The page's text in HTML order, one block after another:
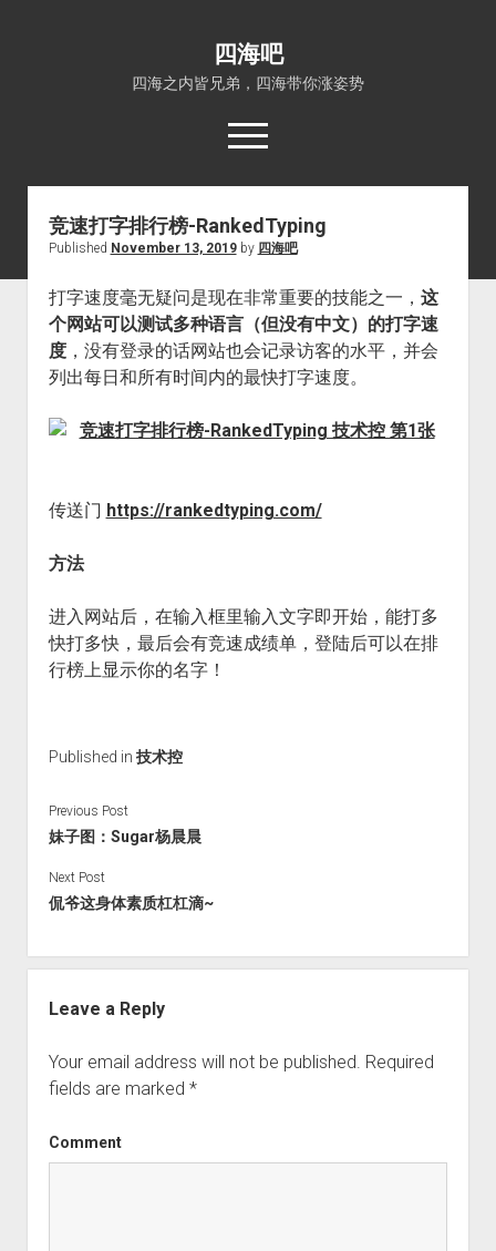
四海吧
四海之内皆兄弟，四海带你涨姿势
open
menu
首页
四海知识
open
menu
涨姿势
福利吧
技术控
福利福利
火星情报局
关于四海吧
小猪AI
算娘区块链
竞速打字排行榜-RankedTyping
Published November 13, 2019by 四海吧
打字速度毫无疑问是现在非常重要的技能之一， 这
个网站可以测试多种语言（但没有中文）的打字速
度，没有登录的话网站也会记录访客的水平，并会
列出每日和所有时间内的最快打字速度。
传送门 https://rankedtyping.com/
方法
进入网站后，在输入框里输入文字即开始，能打多
快打多快，最后会有竞速成绩单，登陆后可以在排
行榜上显示你的名字！
Published in 技术控
Previous Post
妹子图：Sugar杨晨晨
Next Post
侃爷这身体素质杠杠滴~
Leave a Reply
Your email address will not be published. Required
fields are marked *
Comment